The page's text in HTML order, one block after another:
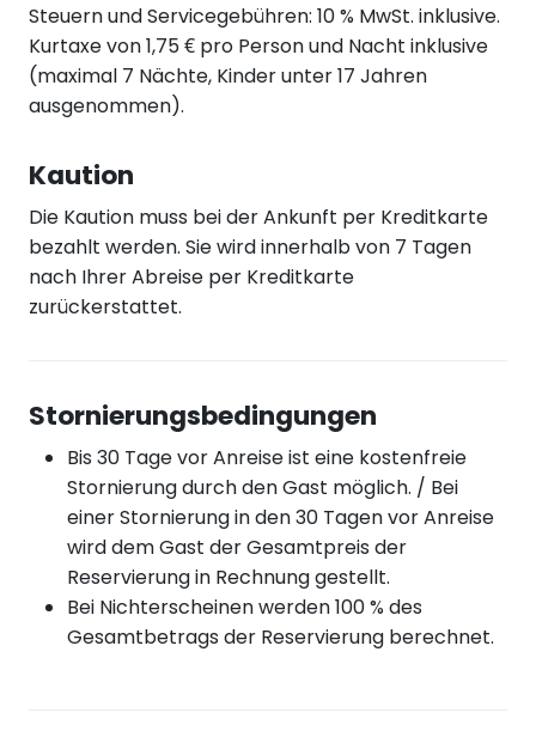
Steuern und Servicegebühren: 10 % MwSt. inklusive.
Kurtaxe von 1,75 € pro Person und Nacht inklusive
(maximal 7 Nächte, Kinder unter 17 Jahren
ausgenommen).
Kaution
Die Kaution muss bei der Ankunft per Kreditkarte
bezahlt werden. Sie wird innerhalb von 7 Tagen
nach Ihrer Abreise per Kreditkarte
zurückerstattet.
Stornierungsbedingungen
Bis 30 Tage vor Anreise ist eine kostenfreie
Stornierung durch den Gast möglich. / Bei
einer Stornierung in den 30 Tagen vor Anreise
wird dem Gast der Gesamtpreis der
Reservierung in Rechnung gestellt.
Bei Nichterscheinen werden 100 % des
Gesamtbetrags der Reservierung berechnet.